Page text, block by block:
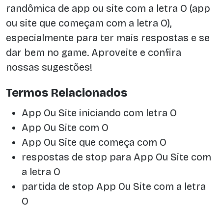
randômica de app ou site com a letra O (app
ou site que começam com a letra O),
especialmente para ter mais respostas e se
dar bem no game. Aproveite e confira
nossas sugestões!
Termos Relacionados
App Ou Site iniciando com letra O
App Ou Site com O
App Ou Site que começa com O
respostas de stop para App Ou Site com
a letra O
partida de stop App Ou Site com a letra
O